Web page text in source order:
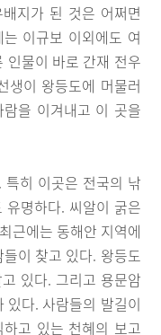
지가 된 것은 어쩌면
이규보 이외에도 여
인물이 바로 간재 전우
이 왕등도에 머물러
을 이겨내고 이 곳을
히 이곳은 전국의 낚
명하다. 씨알이 굵은
근에는 동해안 지역에
이 찾고 있다. 왕등도
있다. 그리고 용문암
있다. 사람들의 발길이
고 있는 천혜의 보고